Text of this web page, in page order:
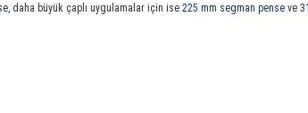
, daha büyük çaplı uygulamalar için ise 225 mm segman pense ve